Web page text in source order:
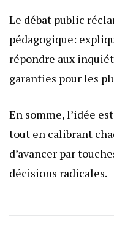
Le débat public
pédagogique:
répondre aux
garanties pour les
En somme, l’idée
tout en calibrant
d’avancer par
décisions radicales.